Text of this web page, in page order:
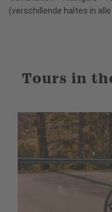
(verschillende haltes in
Tours in